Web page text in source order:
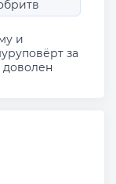
и
за
доволен